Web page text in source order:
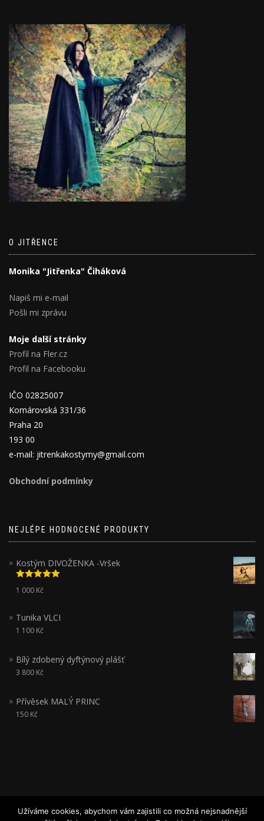
O JITŘENCE
Monika "Jitřenka" Čiháková
Napiš mi e-mail
Pošli mi zprávu
Moje další stránky
Profil na Fler.cz
Profil na Facebooku
IČO 02825007
Komárovská 331/36
Praha 20
193 00
e-mail: jitrenkakostymy@gmail.com
Obchodní podmínky
NEJLÉPE HODNOCENÉ PRODUKTY
Kostým DIVOŽENKA -Vršek
Hodnocení
5.00z 5
1 000 Kč
Tunika VLCI
1 100 Kč
Bílý zdobený dyftýnový plášť
3 800 Kč
Přívěsek MALÝ PRINC
150 Kč
Užíváme cookies, abychom vám zajistili co možná nejsnadnější